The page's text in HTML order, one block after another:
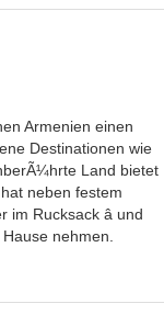
Armenien einen
Destinationen wie
Land bietet
neben festem
Rucksack â und
nehmen.